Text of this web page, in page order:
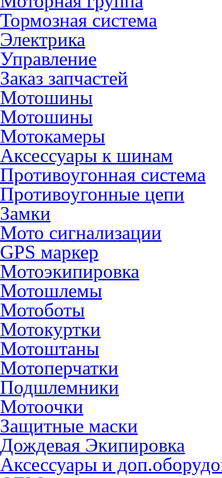
Тормозная система
Электрика
Управление
Заказ запчастей
Мотошины
Мотошины
Мотокамеры
Аксессуары к шинам
Противоугонная система
Противоугонные цепи
Замки
Мото сигнализации
GPS маркер
Мотоэкипировка
Мотошлемы
Мотоботы
Мотокуртки
Мотоштаны
Мотоперчатки
Подшлемники
Мотоочки
Защитные маски
Дождевая Экипировка
Аксессуары и